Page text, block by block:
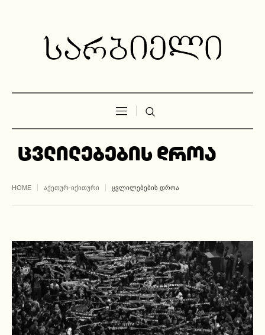
ცვლილებების დროა
HOME ᲐᲥᲔᲗᲣᲠ-ᲘᲥᲘᲗᲣᲠᲘ ᲪᲕᲚᲘᲚᲔᲑᲔᲑᲘᲡ ᲓᲠᲝᲐ